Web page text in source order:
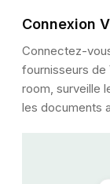
Connexion
Connectez-
fournisseurs de
room, surveille
les documents